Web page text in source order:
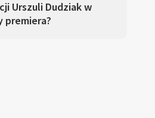
Urszuli Dudziak w
premiera?